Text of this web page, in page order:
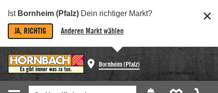
Ist Bornheim (Pfalz) Dein richtiger Markt?
JA, RICHTIG Anderen Markt wählen
Bornheim (Pfalz)